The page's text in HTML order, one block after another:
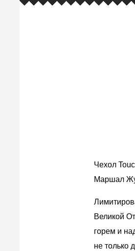
Чехол
Маршал
Великой
горем и
не только